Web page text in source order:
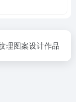
理图案设计作品